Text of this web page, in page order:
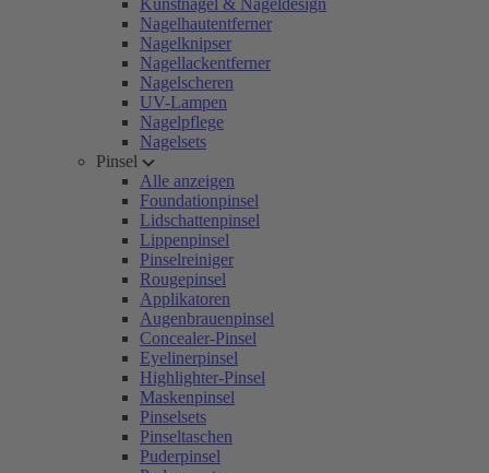
Kunstnägel & Nageldesign
Nagelhautentferner
Nagelknipser
Nagellackentferner
Nagelscheren
UV-Lampen
Nagelpflege
Nagelsets
Pinsel
Alle anzeigen
Foundationpinsel
Lidschattenpinsel
Lippenpinsel
Pinselreiniger
Rougepinsel
Applikatoren
Augenbrauenpinsel
Concealer-Pinsel
Eyelinerpinsel
Highlighter-Pinsel
Maskenpinsel
Pinselsets
Pinseltaschen
Puderpinsel